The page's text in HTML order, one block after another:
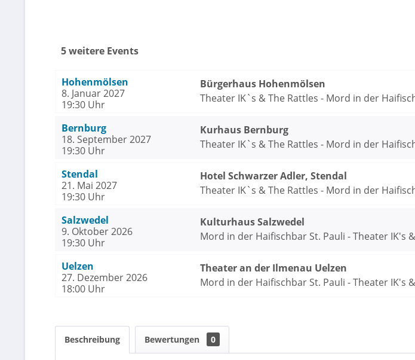
5 weitere Events
Hohenmölsen
8. Januar 2027
19:30 Uhr
Bürgerhaus Hohenmölsen
Theater IK`s & The Rattles - Mord in der
Bernburg
18. September 2027
19:30 Uhr
Kurhaus Bernburg
Theater IK`s & The Rattles - Mord in der
Stendal
21. Mai 2027
19:30 Uhr
Hotel Schwarzer Adler, Stendal
Theater IK`s & The Rattles - Mord in der
Salzwedel
9. Oktober 2026
19:30 Uhr
Kulturhaus Salzwedel
Mord in der Haifischbar St. Pauli - Theater IK's
Uelzen
27. Dezember 2026
18:00 Uhr
Theater an der Ilmenau Uelzen
Mord in der Haifischbar St. Pauli - Theater IK's
Beschreibung Bewertungen 0